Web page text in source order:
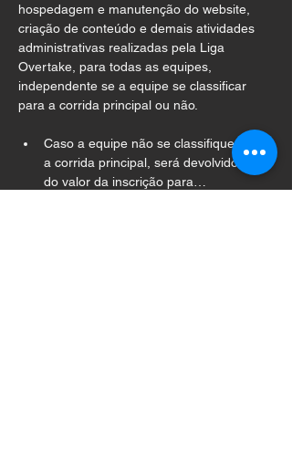
hospedagem e manutenção do website,
criação de conteúdo e demais atividades
administrativas realizadas pela Liga
Overtake, para todas as equipes,
independente se a equipe se classificar
para a corrida principal ou não.
Caso a equipe não se classifique para
a corrida principal, será devolvido 50%
do valor da inscrição para…